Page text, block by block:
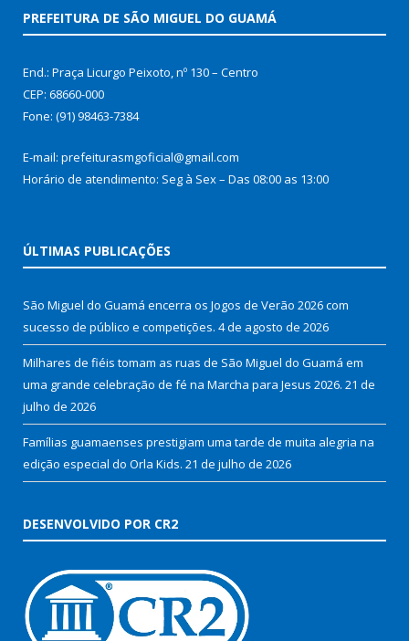
PREFEITURA DE SÃO MIGUEL DO GUAMÁ
End.: Praça Licurgo Peixoto, nº 130 – Centro
CEP: 68660-000
Fone: (91) 98463-7384
E-mail: prefeiturasmgoficial@gmail.com
Horário de atendimento: Seg à Sex – Das 08:00 as 13:00
ÚLTIMAS PUBLICAÇÕES
São Miguel do Guamá encerra os Jogos de Verão 2026 com
sucesso de público e competições. 4 de agosto de 2026
Milhares de fiéis tomam as ruas de São Miguel do Guamá em
uma grande celebração de fé na Marcha para Jesus 2026. 21 de
julho de 2026
Famílias guamaenses prestigiam uma tarde de muita alegria na
edição especial do Orla Kids. 21 de julho de 2026
DESENVOLVIDO POR CR2